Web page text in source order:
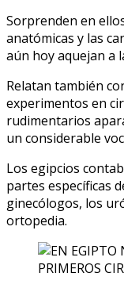
Sorprenden en
anatómicas y las
aún hoy aquejan a
Relatan también
experimentos en
rudimentarios
un considerable
Los egipcios
partes específicas
ginecólogos, los
ortopedia.